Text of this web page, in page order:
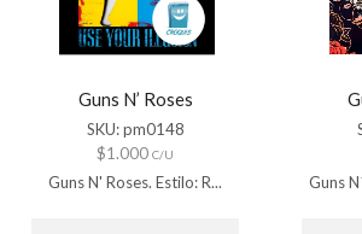
Guns N’ Roses
SKU:pm0148
$1.000 C/U
Guns N' Roses. Estilo: R... Guns